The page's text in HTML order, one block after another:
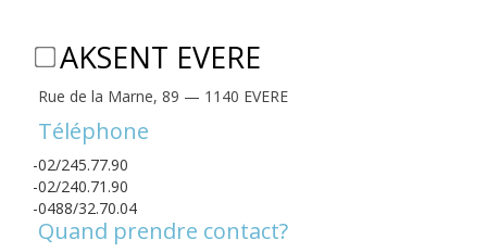
AKSENT EVERE
Rue de la Marne, 89 — 1140 EVERE
Téléphone
02/245.77.90
02/240.71.90
0488/32.70.04
Quand prendre contact?